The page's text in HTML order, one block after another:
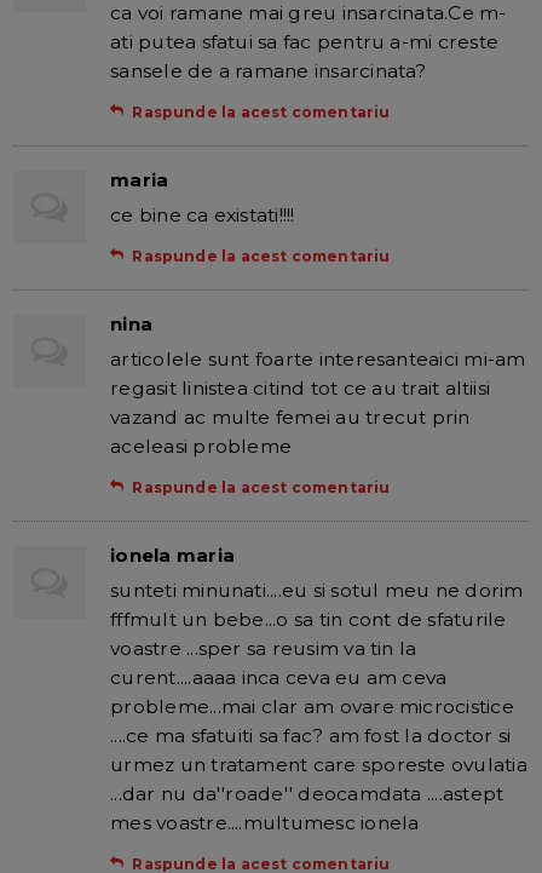
ca voi ramane mai greu insarcinata.Ce m-
ati putea sfatui sa fac pentru a-mi creste
sansele de a ramane insarcinata?
Raspunde la acest comentariu
maria
ce bine ca existati!!!!
Raspunde la acest comentariu
nina
articolele sunt foarte interesanteaici mi-am
regasit linistea citind tot ce au trait altiisi
vazand ac multe femei au trecut prin
aceleasi probleme
Raspunde la acest comentariu
ionela maria
sunteti minunati....eu si sotul meu ne dorim
fffmult un bebe...o sa tin cont de sfaturile
voastre ...sper sa reusim va tin la
curent....aaaa inca ceva eu am ceva
probleme...mai clar am ovare microcistice
....ce ma sfatuiti sa fac? am fost la doctor si
urmez un tratament care sporeste ovulatia
...dar nu da''roade'' deocamdata ....astept
mes voastre....multumesc ionela
Raspunde la acest comentariu